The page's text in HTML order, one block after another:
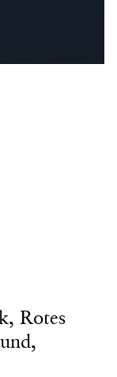
Rotes